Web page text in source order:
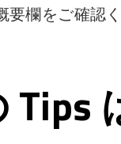
要欄をご確認
Tips